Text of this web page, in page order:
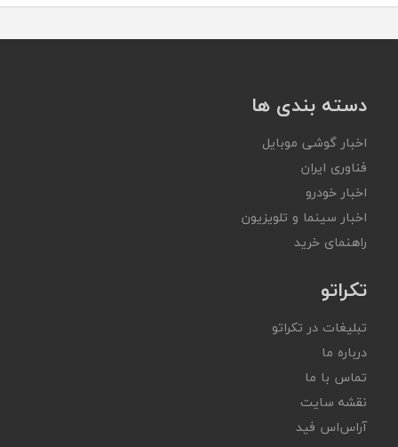
دسته بندی ها
اخبار گوشی موبایل
فناوری ایران
اخبار خودرو
اخبار سینما و تلویزیون
راهنمای خرید
تکراتو
تبلیغات در تکراتو
درباره ما
تماس با ما
نقشه سایت
آر‌اس‌اس فید